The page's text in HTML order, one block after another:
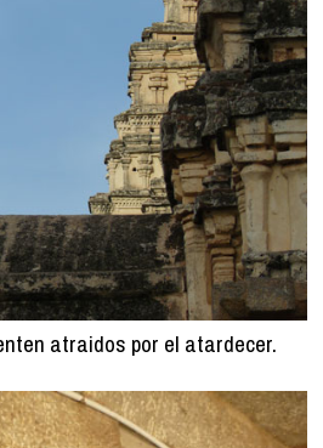
atraidos por el atardecer.